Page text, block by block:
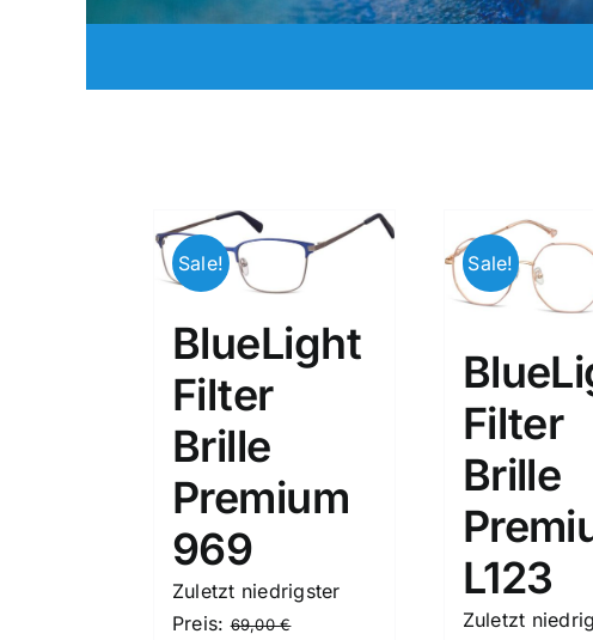
Sale!
BlueLight
Filter
Brille
Premium
969
Zuletzt niedrigster
Preis: 69,00€
Sale!
Filter
Brille
L123
Zuletzt